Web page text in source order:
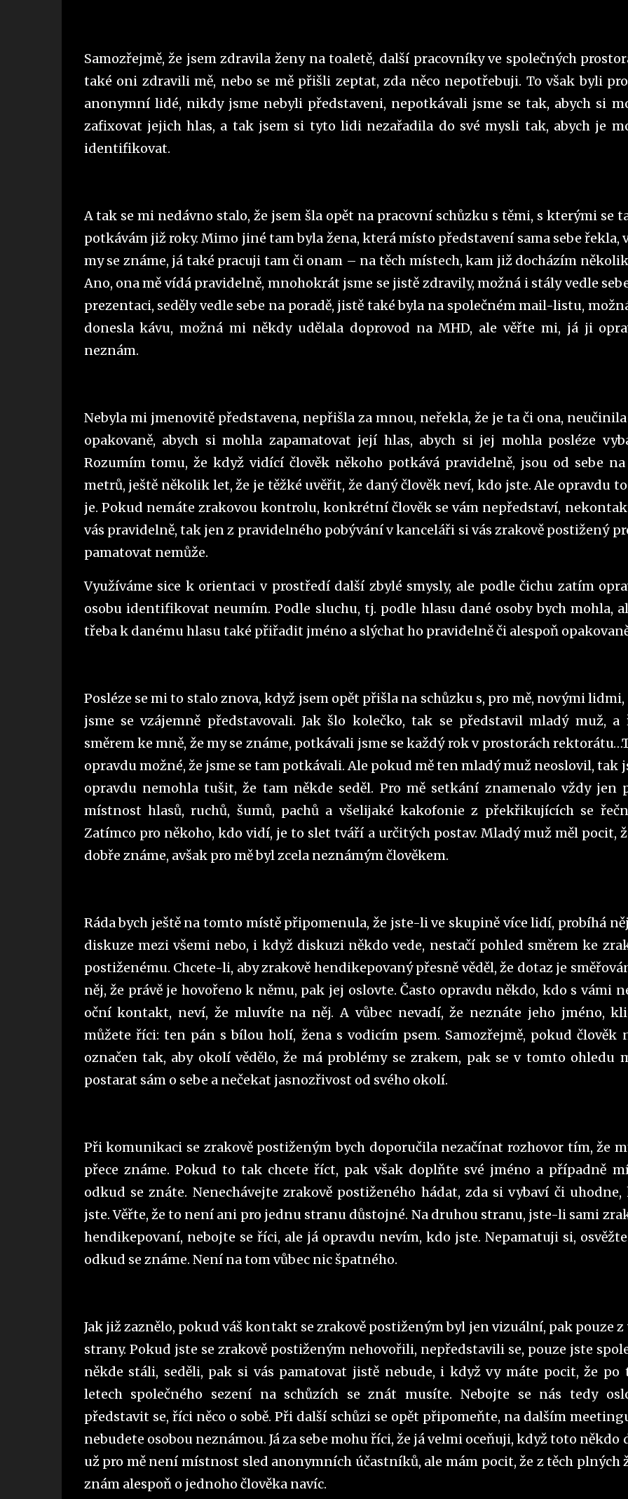
Samozřejmě, že jsem zdravila ženy na toaletě, další pracovníky ve společných
také oni zdravili mě, nebo se mě přišli zeptat, zda něco nepotřebuji. To však byli
anonymní lidé, nikdy jsme nebyli představeni, nepotkávali jsme se tak, abych si
zafixovat jejich hlas, a tak jsem si tyto lidi nezařadila do své mysli tak, abych je
identifikovat.
A tak se mi nedávno stalo, že jsem šla opět na pracovní schůzku s těmi, s kterými se
potkávám již roky. Mimo jiné tam byla žena, která místo představení sama sebe řekla,
my se známe, já také pracuji tam či onam – na těch místech, kam již docházím
Ano, ona mě vídá pravidelně, mnohokrát jsme se jistě zdravily, možná i stály vedle
prezentaci, seděly vedle sebe na poradě, jistě také byla na společném mail-listu,
donesla kávu, možná mi někdy udělala doprovod na MHD, ale věřte mi, já ji
neznám.
Nebyla mi jmenovitě představena, nepřišla za mnou, neřekla, že je ta či ona,
opakovaně, abych si mohla zapamatovat její hlas, abych si jej mohla posléze
Rozumím tomu, že když vidící člověk někoho potkává pravidelně, jsou od sebe
metrů, ještě několik let, že je těžké uvěřit, že daný člověk neví, kdo jste. Ale opravdu
je. Pokud nemáte zrakovou kontrolu, konkrétní člověk se vám nepředstaví,
vás pravidelně, tak jen z pravidelného pobývání v kanceláři si vás zrakově postižený
pamatovat nemůže.
Využíváme sice k orientaci v prostředí další zbylé smysly, ale podle čichu zatím
osobu identifikovat neumím. Podle sluchu, tj. podle hlasu dané osoby bych mohla,
třeba k danému hlasu také přiřadit jméno a slýchat ho pravidelně či alespoň
Posléze se mi to stalo znova, když jsem opět přišla na schůzku s, pro mě, novými lidmi,
jsme se vzájemně představovali. Jak šlo kolečko, tak se představil mladý muž, a
směrem ke mně, že my se známe, potkávali jsme se každý rok v prostorách
opravdu možné, že jsme se tam potkávali. Ale pokud mě ten mladý muž neoslovil, tak
opravdu nemohla tušit, že tam někde seděl. Pro mě setkání znamenalo vždy jen
místnost hlasů, ruchů, šumů, pachů a všelijaké kakofonie z překřikujících se
Zatímco pro někoho, kdo vidí, je to slet tváří a určitých postav. Mladý muž měl pocit,
dobře známe, avšak pro mě byl zcela neznámým člověkem.
Ráda bych ještě na tomto místě připomenula, že jste-li ve skupině více lidí, probíhá
diskuze mezi všemi nebo, i když diskuzi někdo vede, nestačí pohled směrem ke
postiženému. Chcete-li, aby zrakově hendikepovaný přesně věděl, že dotaz je
něj, že právě je hovořeno k němu, pak jej oslovte. Často opravdu někdo, kdo s vámi
oční kontakt, neví, že mluvíte na něj. A vůbec nevadí, že neznáte jeho jméno,
můžete říci: ten pán s bílou holí, žena s vodicím psem. Samozřejmě, pokud člověk
označen tak, aby okolí vědělo, že má problémy se zrakem, pak se v tomto ohledu
postarat sám o sebe a nečekat jasnozřivost od svého okolí.
Při komunikaci se zrakově postiženým bych doporučila nezačínat rozhovor tím, že
přece známe. Pokud to tak chcete říct, pak však doplňte své jméno a případně
odkud se znáte. Nenechávejte zrakově postiženého hádat, zda si vybaví či uhodne,
jste. Věřte, že to není ani pro jednu stranu důstojné. Na druhou stranu, jste-li sami
hendikepovaní, nebojte se říci, ale já opravdu nevím, kdo jste. Nepamatuji si,
odkud se známe. Není na tom vůbec nic špatného.
Jak již zaznělo, pokud váš kontakt se zrakově postiženým byl jen vizuální, pak pouze z
strany. Pokud jste se zrakově postiženým nehovořili, nepředstavili se, pouze jste
někde stáli, seděli, pak si vás pamatovat jistě nebude, i když vy máte pocit, že po
letech společného sezení na schůzích se znát musíte. Nebojte se nás tedy
představit se, říci něco o sobě. Při další schůzi se opět připomeňte, na dalším
nebudete osobou neznámou. Já za sebe mohu říci, že já velmi oceňuji, když toto někdo
už pro mě není místnost sled anonymních účastníků, ale mám pocit, že z těch plných
znám alespoň o jednoho člověka navíc.